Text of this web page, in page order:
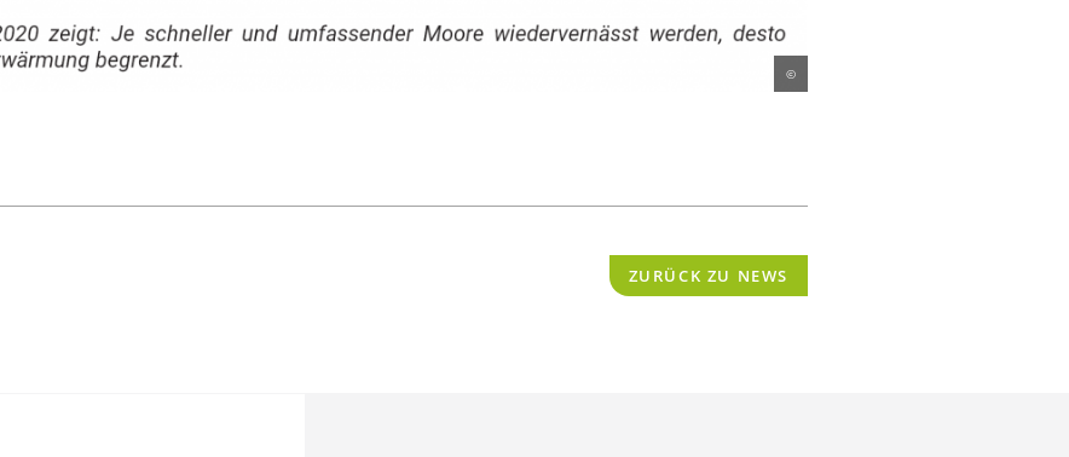
©
ZURÜCK ZU NEWS